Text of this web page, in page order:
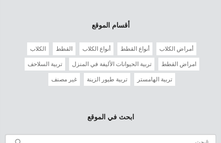
أقسام الموقع
أمراض الكلاب أنواع القطط أنواع الكلاب القطط الكلاب
امراض القطط تربية الحيوانات الأليفة في المنزل تربية السلاحف
تربية الهامستر تربية طيور الزينة غير مصنف
ابحث في الموقع